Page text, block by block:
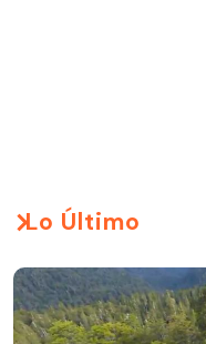
Lo Último